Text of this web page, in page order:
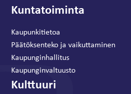
Kuntatoiminta
Kaupunkitietoa
Päätöksenteko ja vaikuttaminen
Kaupunginhallitus
Kaupunginvaltuusto
Kulttuuri